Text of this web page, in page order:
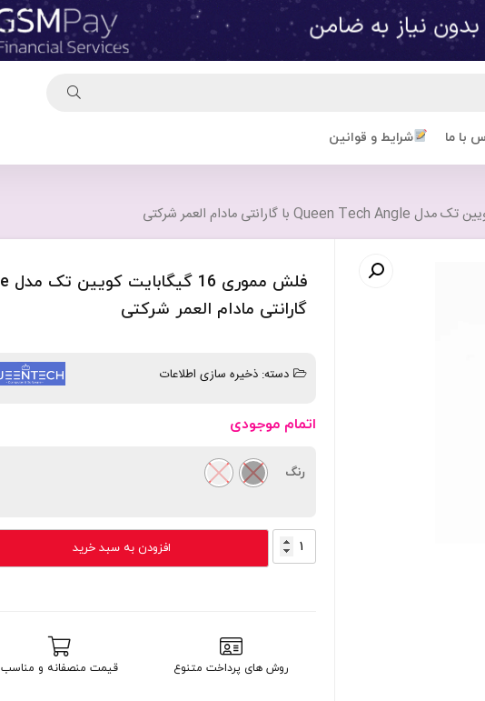
با ما شرایط و قوانین
گارانتی مادام العمر شرکتی
دسته: ذخیره سازی اطلاعات
اتمام موجودی
رنگ
فلش
مموری
افزودن به سبد خرید
روش های پرداخت متنوع قیمت منصفانه و مناسب